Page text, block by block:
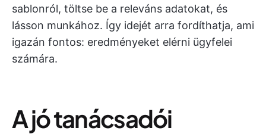
sablonról, töltse be a releváns adatokat, és
lásson munkához. Így idejét arra fordíthatja, ami
igazán fontos: eredményeket elérni ügyfelei
számára.
A jó tanácsadói